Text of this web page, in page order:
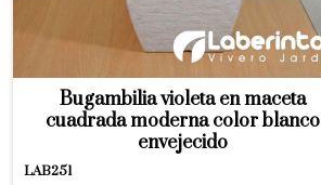
Bugambilia violeta en maceta
cuadrada moderna color blanco
envejecido
LAB251